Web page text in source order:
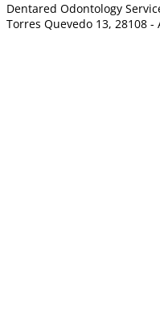
Dentared Odontology
Torres Quevedo 13, 28108 -